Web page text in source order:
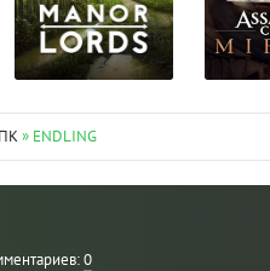
» ENDLING
0